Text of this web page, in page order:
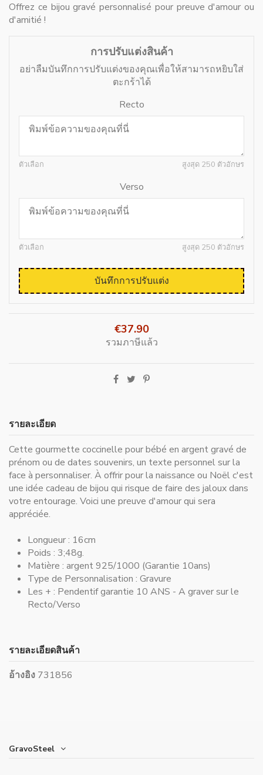
Offrez ce bijou gravé personnalisé pour preuve d'amour ou
d'amitié !
การปรับแต่งสินค้า
อย่าลืมบันทึกการปรับแต่งของคุณเพื่อให้สามารถหยิบใส่
ตะกร้าได้
Recto
ตัวเลือก สูงสุด 250 ตัวอักษร
Verso
ตัวเลือก สูงสุด 250 ตัวอักษร
บันทึกการปรับแต่ง
€37.90
รวมภาษีแล้ว
รายละเอียด
Cette gourmette coccinelle pour bébé en argent gravé de
prénom ou de dates souvenirs, un texte personnel sur la
face à personnaliser. À offrir pour la naissance ou Noël c'est
une idée cadeau de bijou qui risque de faire des jaloux dans
votre entourage. Voici une preuve d'amour qui sera
appréciée.
Longueur : 16cm
Poids : 3;48g.
Matière : argent 925/1000 (Garantie 10ans)
Type de Personnalisation : Gravure
Les + : Pendentif garantie 10 ANS - A graver sur le
Recto/Verso
รายละเอียดสินค้า
อ้างอิง 731856
GravoSteel